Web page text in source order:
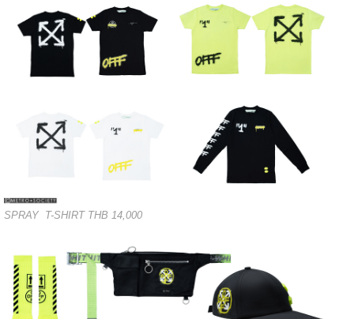
SPRAY T-SHIRT THB 14,000